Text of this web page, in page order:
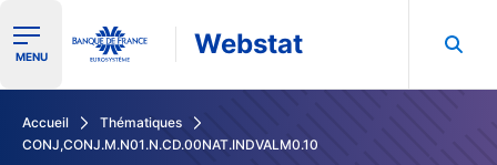
Ouvrir le menu de navigation
MENU Webstat
Accueil
Thématiques
CONJ,CONJ.M.N01.N.CD.00NAT.INDVALM0.10